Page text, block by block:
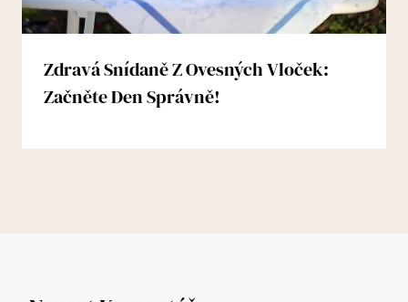
Zdravá Snídaně Z Ovesných Vloček:
Začněte Den Správně!